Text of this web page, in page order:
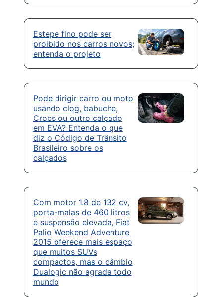
Estepe fino pode ser
proibido nos carros novos;
entenda o projeto
Pode dirigir carro ou moto
usando clog, babuche,
Crocs ou outro calçado
em EVA? Entenda o que
diz o Código de Trânsito
Brasileiro sobre os
calçados
Com motor 1.8 de 132 cv,
porta-malas de 460 litros
e suspensão elevada, Fiat
Palio Weekend Adventure
2015 oferece mais espaço
que muitos SUVs
compactos, mas o câmbio
Dualogic não agrada todo
mundo